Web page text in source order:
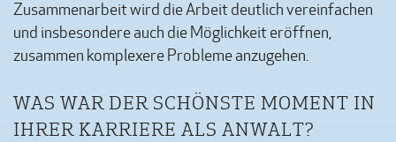
Zusammenarbeit wird die Arbeit deutlich vereinfachen
und insbesondere auch die Möglichkeit eröffnen,
zusammen komplexere Probleme anzugehen.
WAS WAR DER SCHÖNSTE MOMENT IN
IHRER KARRIERE ALS ANWALT?